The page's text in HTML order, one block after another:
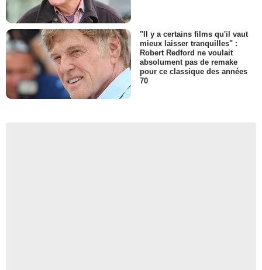
"Il y a certains films qu'il vaut
mieux laisser tranquilles" :
Robert Redford ne voulait
absolument pas de remake
pour ce classique des années
70